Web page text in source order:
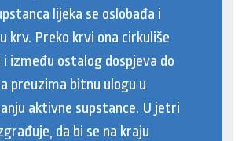
lijeka se oslobađa i
krv. Preko krvi ona cirkuliše
između ostalog dospjeva do
preuzima bitnu ulogu u
aktivne supstance. U jetri
da bi se na kraju